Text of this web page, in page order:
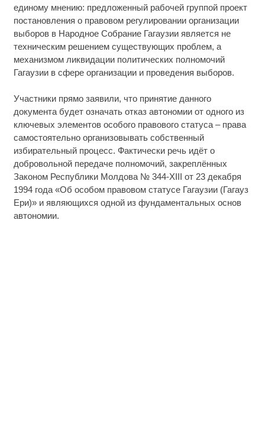
единому мнению: предложенный рабочей группой проект
постановления о правовом регулировании организации
выборов в Народное Собрание Гагаузии является не
техническим решением существующих проблем, а
механизмом ликвидации политических полномочий
Гагаузии в сфере организации и проведения выборов.
Участники прямо заявили, что принятие данного
документа будет означать отказ автономии от одного из
ключевых элементов особого правового статуса – права
самостоятельно организовывать собственный
избирательный процесс. Фактически речь идёт о
добровольной передаче полномочий, закреплённых
Законом Республики Молдова № 344-XIII от 23 декабря
1994 года «Об особом правовом статусе Гагаузии (Гагауз
Ери)» и являющихся одной из фундаментальных основ
автономии.